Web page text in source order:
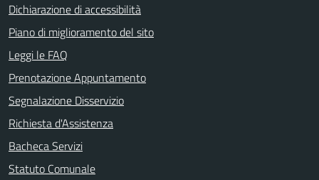
Dichiarazione di accessibilità
Piano di miglioramento del sito
Leggi le FAQ
Prenotazione Appuntamento
Segnalazione Disservizio
Richiesta d'Assistenza
Bacheca Servizi
Statuto Comunale